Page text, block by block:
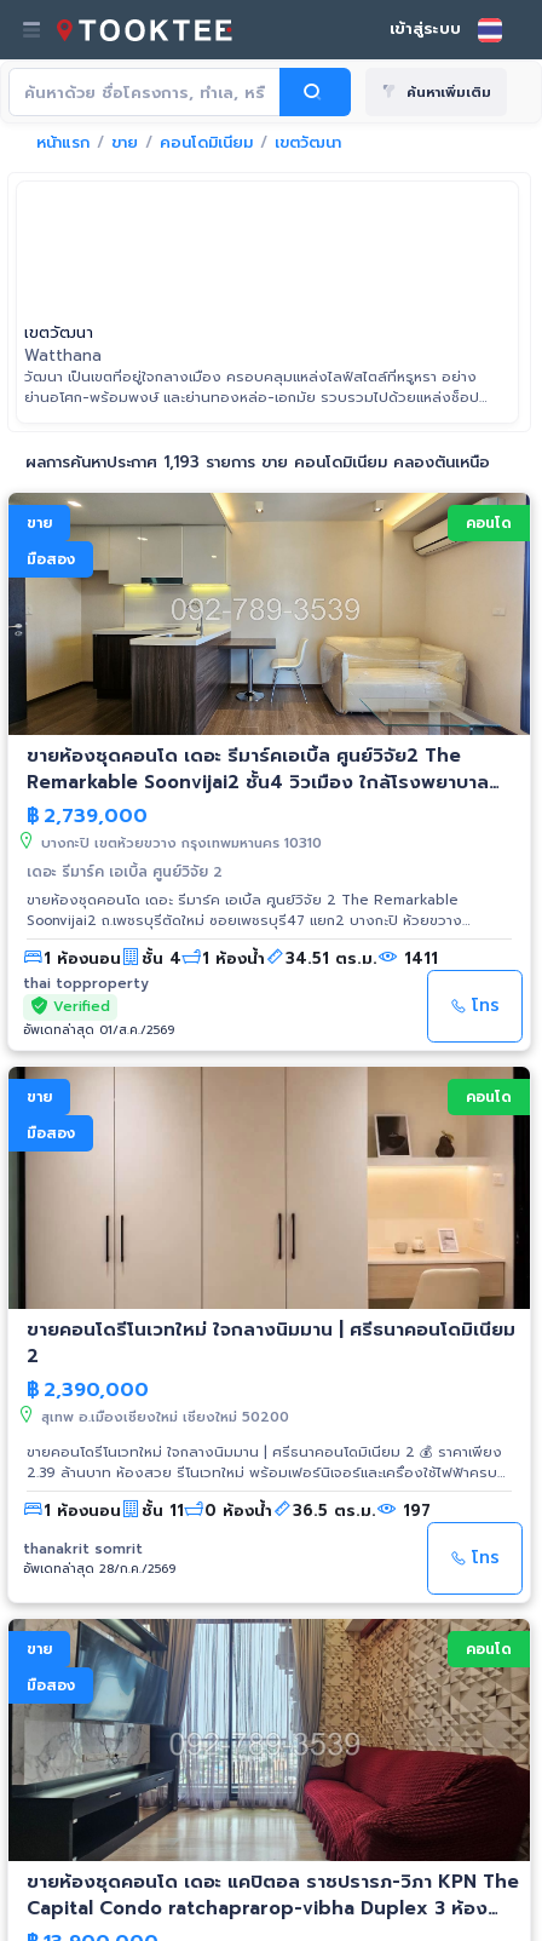
เข้าสู่ระบบ
ค้นหาเพิ่มเติม
หน้าแรก ขาย คอนโดมิเนียม เขตวัฒนา
เขตวัฒนา
Watthana
วัฒนา เป็นเขตที่อยู่ใจกลางเมือง ครอบคลุมแหล่งไลฟ์สไตล์ที่หรูหรา อย่าง
ย่านอโศก-พร้อมพงษ์ และย่านทองหล่อ-เอกมัย รวบรวมไปด้วยแหล่งช็อป
โลก เรียกว่าเป็นย่านที่ไม่เคยหลับไหลเลยจริง ๆ ทำให้เขตวัฒนากลายเป็นอีก
อย่างแท้จริง
ผลการค้นหาประกาศ 1,193 รายการ ขาย คอนโดมิเนียม คลองตันเหนือ
ขาย
มือสอง
คอนโด
ขายห้องชุดคอนโด เดอะ รีมาร์คเอเบิ้ล ศูนย์วิจัย2 The
Remarkable Soonvijai2 ชั้น4 วิวเมือง ใกล้โรงพยาบาล
กรุงเทพ RCA
฿ 2,739,000
บางกะปิ เขตห้วยขวาง กรุงเทพมหานคร 10310
เดอะ รีมาร์ค เอเบิ้ล ศูนย์วิจัย 2
ขายห้องชุดคอนโด เดอะ รีมาร์ค เอเบิ้ล ศูนย์วิจัย 2 The Remarkable
Soonvijai2 ถ.เพชรบุรีตัดใหม่ ซอยเพชรบุรี47 แยก2 บางกะปิ ห้วยขวาง
กรุงเทพฯ ใกล้โรงพยาบาลกรุงเทพ, RCA ราคาพิเศษ 2,739,000 บาทเท่านั้น
ห้องใหม่ ไม่เคยเข้าอยู่ ขนาดห้อง 34.51 ตร.ม. ชั้น4 ห้องมุม วิวเมือง 1 ห้องนอน
1 ห้องน้ำ มีระเบียงห้อง เฟอร์นิเจอร์และเครื่องใช้ไฟฟ้าที่ให้: เครื่องปรับ
อากาศ(Air) 2 เครื่อง, เตาไฟฟ้า+เครื่องดูดควัน, เครื่องทำน้ำอุ่น = 1 เครื่อง
เตียง, Sofa, ตู้เสื้อผ้า โต๊ะทานข้าวและเก้าอี้ 2 ตัว เคาน์เตอร์ครัวตัว L รายละเอียด
เพิ่มเติม Click: https://thaitopproperty.com/130463-.html สนใจนัดชมห้อง
หรือสอบถามเพิ่มเติม Contact: K.หนึ่ง (K.Nueng) Mobile: 092-789-3539
Line ID: 0907894941 E-mail: thaitopproperty@hotmail.com Website:
www.thaitopproperty.com #ขายคอนโด #CondoforSale
#TheRemarkableSoonvijai2 #เดอะรีมาร์คเอเบิ้ลศูนย์วิจัย2 #คอนโดใกล้
โรงพยาบาล #CondonearHospital #โรงพยาบาลกรุงเทพ
#BangkokHospital #คอนโดใกล้อาร์ซีเอ #RCA #คอนโดเพชรบุรี #เพชรบุรี
1 ห้องนอน ชั้น 4 1 ห้องน้ำ 34.51 ตร.ม. 1411
thai topproperty
Verified
อัพเดทล่าสุด 01/ส.ค./2569
โทร
ขาย
มือสอง
คอนโด
ขายคอนโดรีโนเวทใหม่ ใจกลางนิมมาน | ศรีธนาคอนโดมิเนียม
2
฿ 2,390,000
สุเทพ อ.เมืองเชียงใหม่ เชียงใหม่ 50200
ขายคอนโดรีโนเวทใหม่ ใจกลางนิมมาน | ศรีธนาคอนโดมิเนียม 2 💰 ราคาเพียง
2.39 ล้านบาท ห้องสวย รีโนเวทใหม่ พร้อมเฟอร์นิเจอร์และเครื่องใช้ไฟฟ้าครบ
เข้าอยู่ได้ทันที เหมาะทั้งซื้ออยู่อาศัยเองและลงทุนปล่อยเช่า 📍 โครงการศรีธนา
คอนโดมิเนียม 2 🏠 รายละเอียดห้อง 📐 ขนาด 36.5 ตร.ม. 🏢 ชั้น 11 🛏️ 1 ห้อง
นอน 🛋️ 1 ห้องนั่งเล่น 🚿 1 ห้องน้ำ 🍳 ครัวแยกเป็นสัดส่วน ✨ เฟอร์นิเจอร์และ
เครื่องใช้ไฟฟ้าครบ ✅ เครื่องปรับอากาศ 18,000 BTU ✅ Google TV 55 นิ้ว
✅ เครื่องซักผ้าและอบผ้า ✅ ไมโครเวฟ ✅ เครื่องทำน้ำอุ่น ✅ เตาไฟฟ้าพร้อม
เครื่องดูดควัน ✅ ตู้เย็น Inverter 2 ประตู ✅ Digital Door Lock 🏢 สิ่งอำนวย
ความสะดวก ✔️ ลิฟต์ ✔️ ระบบรักษาความปลอดภัย 24 ชั่วโมง ✔️ ที่จอดรถ
เพียงพอสำหรับทุกห้อง 💵 ค่าใช้จ่าย • ค่าส่วนกลาง 438 บาท/เดือน • ค่าน้ำ 28
บาท/หน่วย • ค่าไฟฟ้าตามอัตราการไฟฟ้า 📍 ทำเลศักยภาพ 🚗 MAYA / One
Nimman / Think Park เพียง 2 นาที 🚗 ถนนนิมมานเหมินท์ 3 นาที 🏥 โรง
พยาบาลเชียงใหม่ราม 3 นาที 🏥 โรงพยาบาลมหาราชนครเชียงใหม่ 3 นาที 🎓
มหาวิทยาลัยเชียงใหม่ 5 นาที ✨ ห้องสวย ทำเลดี พร้อมเข้าอยู่ เหมาะสำหรับอยู่
อาศัย หรือซื้อเพื่อปล่อยเช่า ลงทุนคุ้มค่า
1 ห้องนอน ชั้น 11 0 ห้องน้ำ 36.5 ตร.ม. 197
thanakrit somrit
อัพเดทล่าสุด 28/ก.ค./2569 โทร
ขาย
มือสอง
คอนโด
ขายห้องชุดคอนโด เดอะ แคปิตอล ราชปรารภ-วิภา KPN The
Capital Condo ratchaprarop-vibha Duplex 3 ห้อง
นอน ชั้น25 ใกล้อนุสาวรีย์ชัยสมรภูมิ